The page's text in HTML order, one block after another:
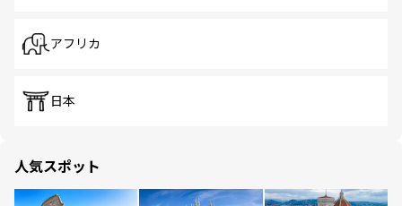
アフリカ
日本
人気スポット